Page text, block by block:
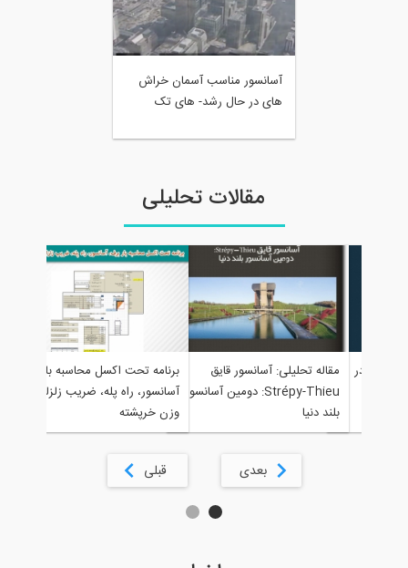
آسانسور مناسب آسمان خراش
های در حال رشد- های تک
مقالات تحلیلی
مقاله تحلیلی: آسانسور قایق
Strépy-Thieu: دومین آسانسور
برنامه تحت اکسل محاسبه بار برف،
آسانسور، راه پله، ضریب زلزله و
وزن خرپشته
مقاله تحلیلی:
ساختمان‌ ها